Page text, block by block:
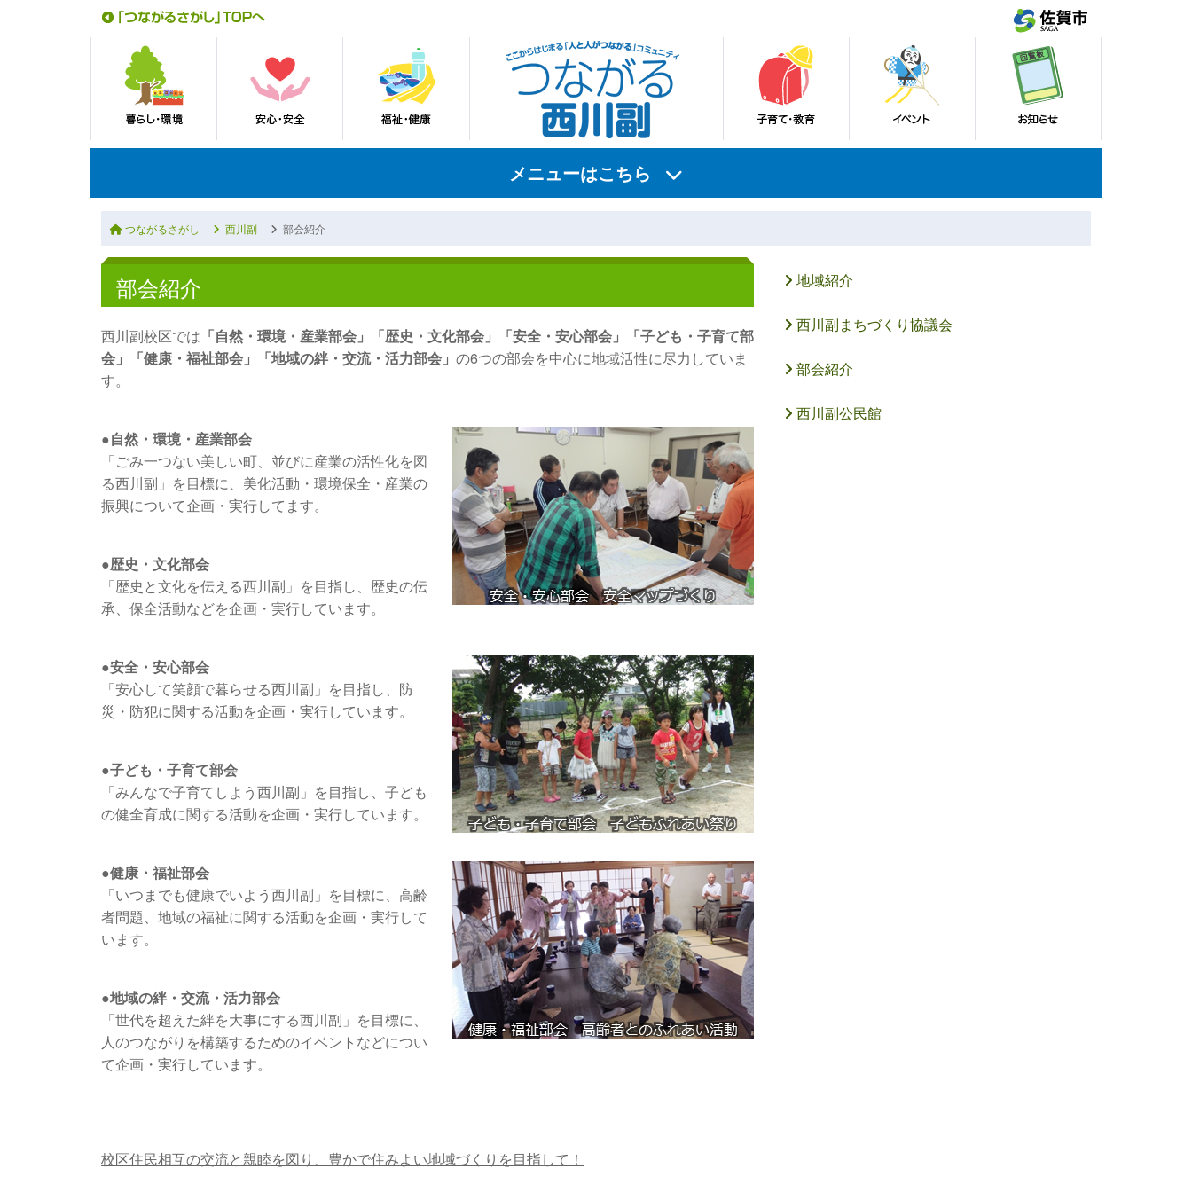
メニューはこちら
つながるさがし 西川副 部会紹介
部会紹介
西川副校区では 「自然・環境・産業部会」「歴史・文化部会」「安全・安心部会」「子ども・子育て部
会」「健康・福祉部会」「地域の絆・交流・活力部会」 の6つの部会を中心に地域活性に尽力していま
す。
●自然・環境・産業部会
「ごみ一つない美しい町、並びに産業の活性化を図
る西川副」を目標に、美化活動・環境保全・産業の
振興について企画・実行してます。
●歴史・文化部会
「歴史と文化を伝える西川副」を目指し、歴史の伝
承、保全活動などを企画・実行しています。
●安全・安心部会
「安心して笑顔で暮らせる西川副 」を目指し、防
災・防犯に関する活動を企画・実行しています。
●子ども・子育て部会
「みんなで子育てしよう西川副」を目指し、子ども
の健全育成に関する活動を企画・実行しています。
●健康・福祉部会
「いつまでも健康でいよう西川副」を目標に、高齢
者問題、地域の福祉に関する活動を企画・実行して
います。
●地域の絆・交流・活力部会
「世代を超えた絆を大事にする西川副」を目標に、
人のつながりを構築するためのイベントなどについ
て企画・実行しています。
校区住民相互の交流と親睦を図り、豊かで住みよい地域づくりを目指して！
地域紹介
西川副まちづくり協議会
部会紹介
西川副公民館